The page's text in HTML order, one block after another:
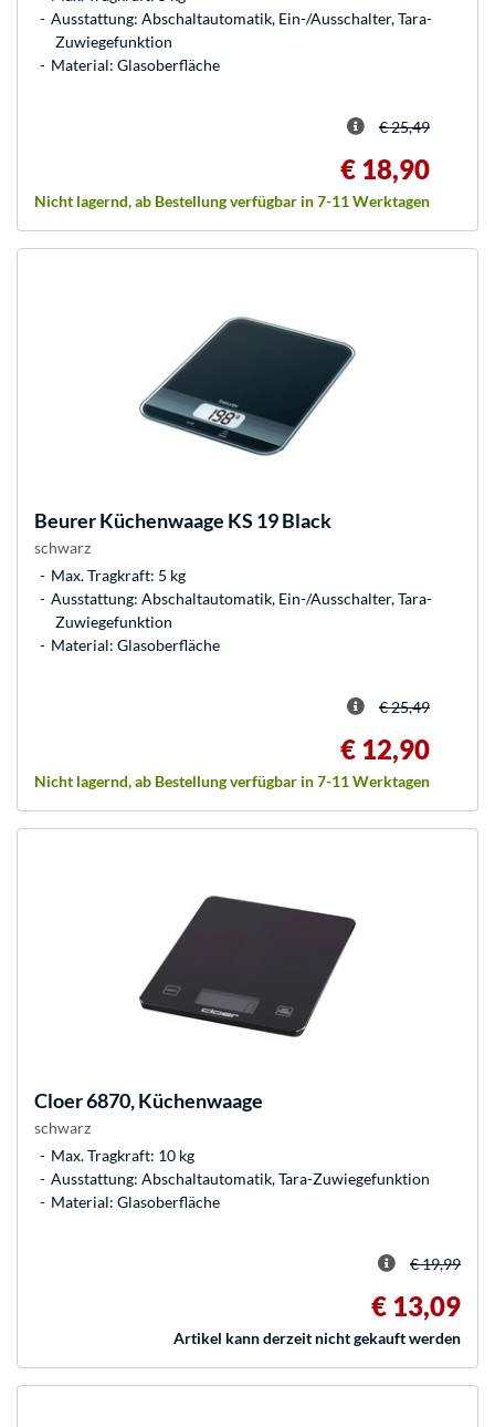
Ausstattung: Abschaltautomatik, Ein-/Ausschalter, Tara-
Zuwiegefunktion
Material: Glasoberfläche
€ 25,49
€ 18,90
Nicht lagernd, ab Bestellung verfügbar in 7-11 Werktagen
BeurerKüchenwaage KS 19 Black
schwarz
Max. Tragkraft: 5 kg
Ausstattung: Abschaltautomatik, Ein-/Ausschalter, Tara-
Zuwiegefunktion
Material: Glasoberfläche
€ 25,49
€ 12,90
Nicht lagernd, ab Bestellung verfügbar in 7-11 Werktagen
Cloer6870, Küchenwaage
schwarz
Max. Tragkraft: 10 kg
Ausstattung: Abschaltautomatik, Tara-Zuwiegefunktion
Material: Glasoberfläche
€ 19,99
€ 13,09
Artikel kann derzeit nicht gekauft werden